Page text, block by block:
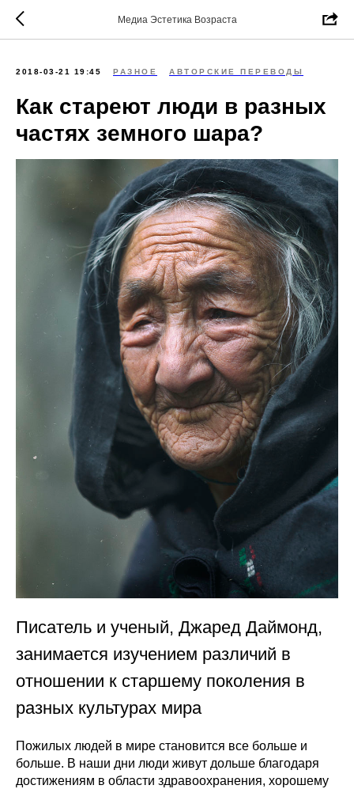
Медиа Эстетика Возраста
2018-03-21 19:45 РАЗНОЕ АВТОРСКИЕ ПЕРЕВОДЫ
Как стареют люди в разных
частях земного шара?
Писатель и ученый, Джаред Даймонд,
занимается изучением различий в
отношении к старшему поколения в
разных культурах мира
Пожилых людей в мире становится все больше и
больше. В наши дни люди живут дольше благодаря
достижениям в области здравоохранения, хорошему